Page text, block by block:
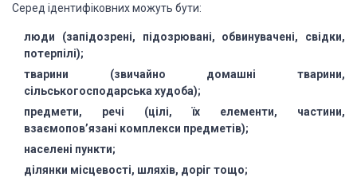
Серед ідентифіковнихможуть бути:
люди (запідозрені, підозрювані, обвинувачені, свідки,
потерпілі);
тварини (звичайно домашні тварини,
сільськогосподарська худоба);
предмети, речі (цілі, їх елементи, частини,
взаємопов’язані комплекси предметів);
населені пункти;
ділянки місцевості, шляхів, доріг тощо;